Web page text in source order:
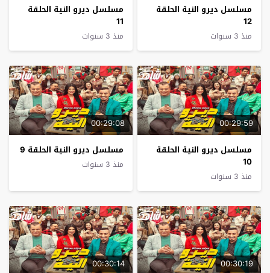
مسلسل ديرو النية الحلقة
12
منذ 3 سنوات
مسلسل ديرو النية الحلقة
11
منذ 3 سنوات
00:29:59
مسلسل ديرو النية الحلقة
10
منذ 3 سنوات
00:29:08
مسلسل ديرو النية الحلقة 9
منذ 3 سنوات
00:30:19
00:30:14